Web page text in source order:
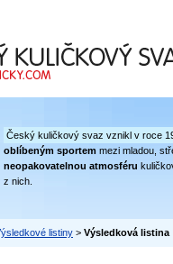
svaz
Český kuličkový svaz vznikl v roce
oblíbeným sportem mezi mladou,
neopakovatelnou atmosféru
z nich.
listiny > Výsledková listina